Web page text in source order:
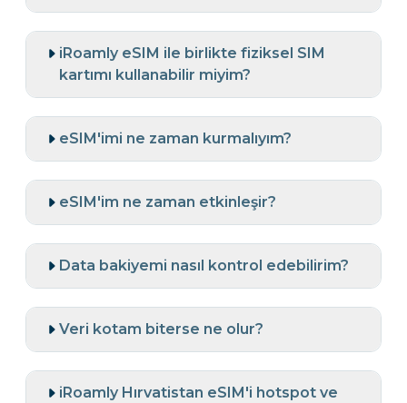
iRoamly eSIM ile birlikte fiziksel SIM
kartımı kullanabilir miyim?
eSIM'imi ne zaman kurmalıyım?
eSIM'im ne zaman etkinleşir?
Data bakiyemi nasıl kontrol edebilirim?
Veri kotam biterse ne olur?
iRoamly Hırvatistan eSIM'i hotspot ve